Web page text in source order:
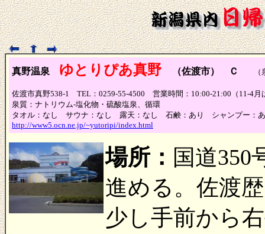
真野温泉 ゆとりぴあ真野 （佐渡市） Ｃ （泉
佐渡市真野538-1 TEL：0259-55-4500 営業時間：10:00-21:00（11-4
泉質：ナトリウム-塩化物・硫酸塩泉、循環
タオル：なし サウナ：なし 露天：なし 石鹸：あり シャンプー：
http://www5.ocn.ne.jp/~yutoripi/index.html
場所： 国道350
進める。佐渡
少し手前から